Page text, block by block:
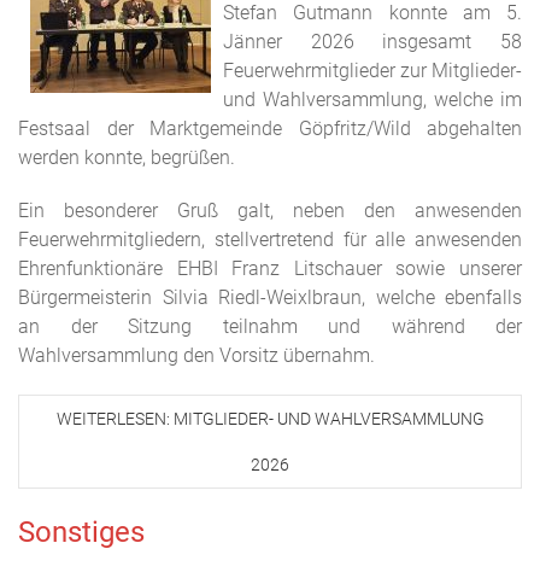
Stefan Gutmann konnte am 5.
Jänner 2026 insgesamt 58
Feuerwehrmitglieder zur Mitglieder-
und Wahlversammlung, welche im
Festsaal der Marktgemeinde Göpfritz/Wild abgehalten
werden konnte, begrüßen.
Ein besonderer Gruß galt, neben den anwesenden
Feuerwehrmitgliedern, stellvertretend für alle anwesenden
Ehrenfunktionäre EHBI Franz Litschauer sowie unserer
Bürgermeisterin Silvia Riedl-Weixlbraun, welche ebenfalls
an der Sitzung teilnahm und während der
Wahlversammlung den Vorsitz übernahm.
WEITERLESEN: MITGLIEDER- UND WAHLVERSAMMLUNG
2026
Sonstiges